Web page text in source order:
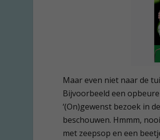
Maar even niet naar de
Bijvoorbeeld een
‘(On)gewenst bezoek in
beschouwen. Hmmm,
met zeepsop en een